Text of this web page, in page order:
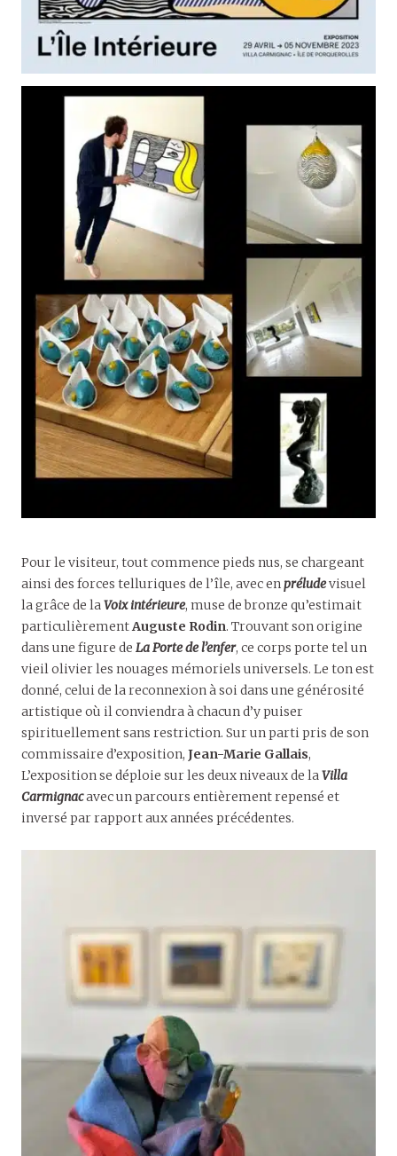
Pour le visiteur, tout commence pieds nus, se chargeant
ainsi des forces telluriques de l’île, avec enpréludevisuel
la grâce de laVoix intérieure, muse de bronze qu’estimait
particulièrementAuguste Rodin. Trouvant son origine
dans une figure de La Porte de l’enfer, ce corps porte tel un
vieil olivier les nouages mémoriels universels. Le ton est
donné, celui de la reconnexion à soi dans une générosité
artistique où il conviendra à chacun d’y puiser
spirituellement sans restriction. Sur un parti pris de son
commissaire d’exposition, Jean-Marie Gallais,
L’exposition se déploie sur les deux niveaux de laVilla
Carmignacavec un parcours entièrement repensé et
inversé par rapport aux années précédentes.